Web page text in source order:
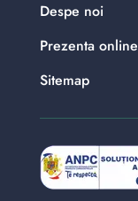
Despe noi
Prezenta online
Sitemap